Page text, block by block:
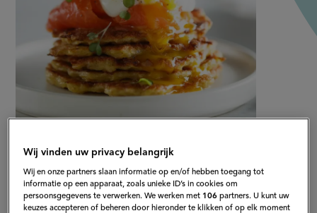
Bewerkt op:
15-04-2026
Wij vinden uw privacy belangrijk
Wij en onze partners slaan informatie op en/of hebben toegang tot
informatie op een apparaat, zoals unieke ID’s in cookies om
persoonsgegevens te verwerken. We werken met 106 partners. U kunt uw
keuzes accepteren of beheren door hieronder te klikken of op elk moment